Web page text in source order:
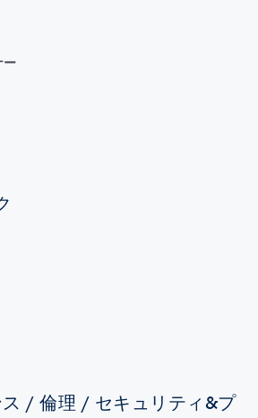
ー
ス / 倫理 / セキュリティ&プ